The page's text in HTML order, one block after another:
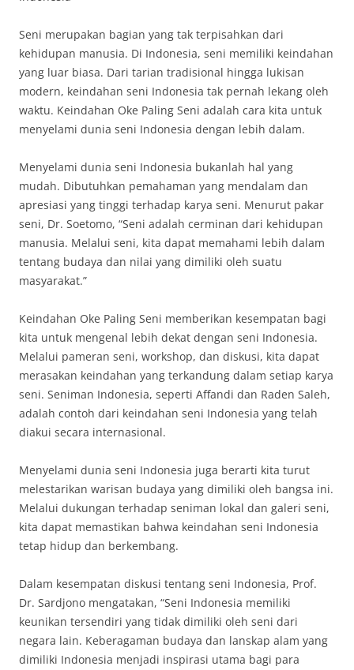
Seni merupakan bagian yang tak terpisahkan dari
kehidupan manusia. Di Indonesia, seni memiliki keindahan
yang luar biasa. Dari tarian tradisional hingga lukisan
modern, keindahan seni Indonesia tak pernah lekang oleh
waktu. Keindahan Oke Paling Seni adalah cara kita untuk
menyelami dunia seni Indonesia dengan lebih dalam.
Menyelami dunia seni Indonesia bukanlah hal yang
mudah. Dibutuhkan pemahaman yang mendalam dan
apresiasi yang tinggi terhadap karya seni. Menurut pakar
seni, Dr. Soetomo, “Seni adalah cerminan dari kehidupan
manusia. Melalui seni, kita dapat memahami lebih dalam
tentang budaya dan nilai yang dimiliki oleh suatu
masyarakat.”
Keindahan Oke Paling Seni memberikan kesempatan bagi
kita untuk mengenal lebih dekat dengan seni Indonesia.
Melalui pameran seni, workshop, dan diskusi, kita dapat
merasakan keindahan yang terkandung dalam setiap karya
seni. Seniman Indonesia, seperti Affandi dan Raden Saleh,
adalah contoh dari keindahan seni Indonesia yang telah
diakui secara internasional.
Menyelami dunia seni Indonesia juga berarti kita turut
melestarikan warisan budaya yang dimiliki oleh bangsa ini.
Melalui dukungan terhadap seniman lokal dan galeri seni,
kita dapat memastikan bahwa keindahan seni Indonesia
tetap hidup dan berkembang.
Dalam kesempatan diskusi tentang seni Indonesia, Prof.
Dr. Sardjono mengatakan, “Seni Indonesia memiliki
keunikan tersendiri yang tidak dimiliki oleh seni dari
negara lain. Keberagaman budaya dan lanskap alam yang
dimiliki Indonesia menjadi inspirasi utama bagi para